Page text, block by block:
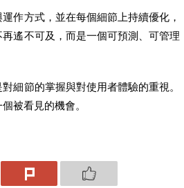
作方式，並在每個細節上持續優化，
遙不可及，而是一個可預測、可管理
細節的掌握與對使用者體驗的重視。
被看見的機會。